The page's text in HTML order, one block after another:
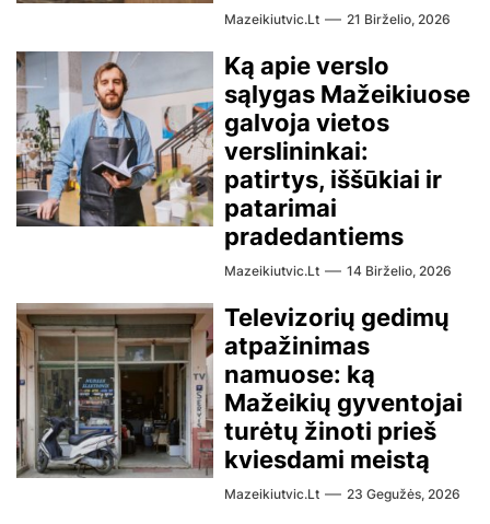
Mazeikiutvic.lt 21 Birželio, 2026
Ką apie verslo
sąlygas Mažeikiuose
galvoja vietos
verslininkai:
patirtys, iššūkiai ir
patarimai
pradedantiems
Mazeikiutvic.lt 14 Birželio, 2026
Televizorių gedimų
atpažinimas
namuose: ką
Mažeikių gyventojai
turėtų žinoti prieš
kviesdami meistą
Mazeikiutvic.lt 23 Gegužės, 2026